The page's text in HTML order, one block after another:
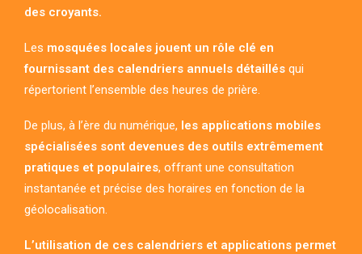
des croyants.
Les mosquées locales jouent un rôle clé en
fournissant des calendriers annuels détaillés qui
répertorient l’ensemble des heures de prière.
De plus, à l’ère du numérique, les applications mobiles
spécialisées sont devenues des outils extrêmement
pratiques et populaires, offrant une consultation
instantanée et précise des horaires en fonction de la
géolocalisation.
L’utilisation de ces calendriers et applications permet